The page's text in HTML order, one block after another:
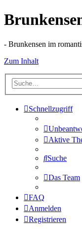
- Brunkensen im
Zum Inhalt
Schnellzugriff
Aktive
Suche
Das Team
FAQ
Anmelden
Registrieren